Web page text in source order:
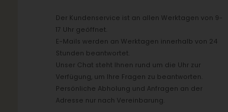
Der Kundenservice ist an allen Werktagen von 9-
17 Uhr geöffnet.
E-Mails werden an Werktagen innerhalb von 24
Stunden beantwortet.
Unser Chat steht Ihnen rund um die Uhr zur
Verfügung, um Ihre Fragen zu beantworten.
Persönliche Abholung und Anfragen an der
Adresse nur nach Vereinbarung.